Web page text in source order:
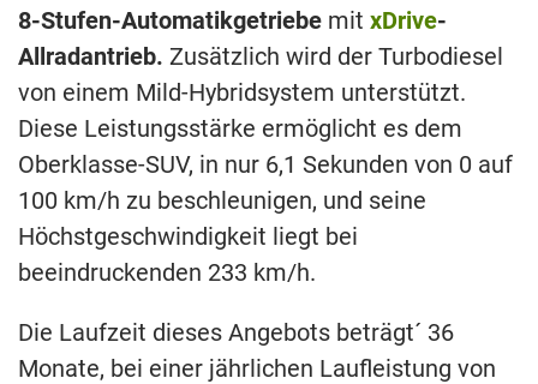
8-Stufen-Automatikgetriebe mit xDrive-
Allradantrieb. Zusätzlich wird der Turbodiesel
von einem Mild-Hybridsystem unterstützt.
Diese Leistungsstärke ermöglicht es dem
Oberklasse-SUV, in nur 6,1 Sekunden von 0 auf
100 km/h zu beschleunigen, und seine
Höchstgeschwindigkeit liegt bei
beeindruckenden 233 km/h.
Die Laufzeit dieses Angebots beträgt´ 36
Monate, bei einer jährlichen Laufleistung von